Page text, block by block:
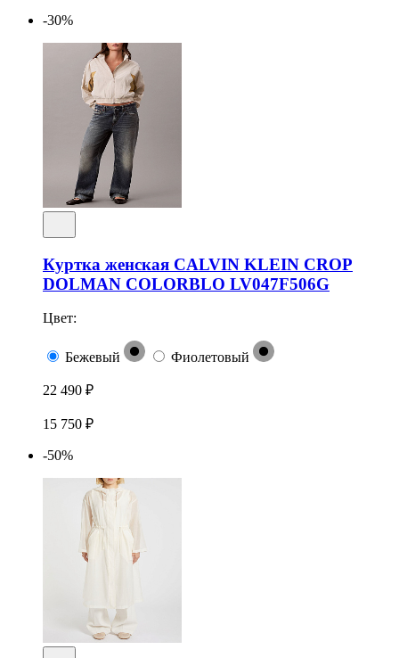
-30%
Куртка женская CALVIN KLEIN CROP
DOLMAN COLORBLO LV047F506G
Цвет:
Бежевый Фиолетовый
22 490 ₽
15 750 ₽
-50%